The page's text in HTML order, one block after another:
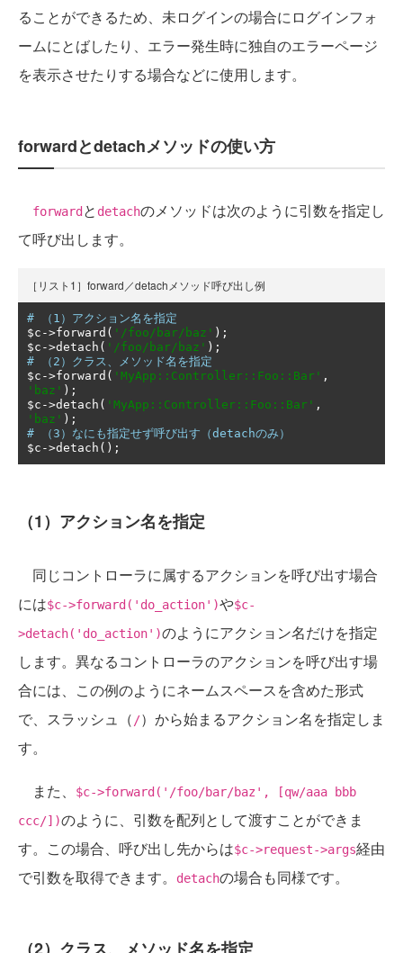
ることができるため、未ログインの場合にログインフォ
ームにとばしたり、エラー発生時に独自のエラーページ
を表示させたりする場合などに使用します。
forwardとdetachメソッドの使い方
forward と detachのメソッドは次のように引数を指定し
て呼び出します。
［リスト1］forward／detachメソッド呼び出し例
# （1）アクション名を指定
$c ->forward ( '/foo/bar/baz' );
$c ->detach ( '/foo/bar/baz' );
# （2）クラス、メソッド名を指定
$c ->forward ( 'MyApp::Controller::Foo::Bar' ,
'baz' );
$c ->detach ( 'MyApp::Controller::Foo::Bar' ,
'baz' );
# （3）なにも指定せず呼び出す（detachのみ）
$c ->detach ();
（1）アクション名を指定
同じコントローラに属するアクションを呼び出す場合
には$c->forward('do_action')や$c-
>detach('do_action')のようにアクション名だけを指定
します。異なるコントローラのアクションを呼び出す場
合には、この例のようにネームスペースを含めた形式
で、スラッシュ（/）から始まるアクション名を指定しま
す。
また、
$c->forward('/foo/bar/baz', [qw/aaa bbb
ccc/])のように、引数を配列として渡すことができま
す。この場合、呼び出し先からは$c->request->args経由
で引数を取得できます。
detachの場合も同様です。